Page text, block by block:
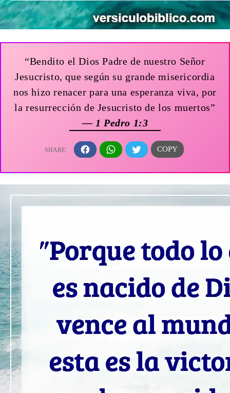
“Bendito el Dios Padre de nuestro Señor
Jesucristo, que según su grande misericordia
nos hizo renacer para una esperanza viva, por
la resurrección de Jesucristo de los muertos”
— 1 Pedro 1:3